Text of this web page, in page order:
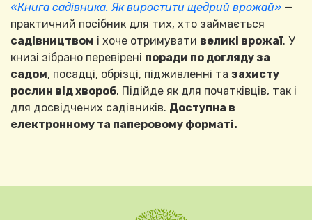
«Книга садівника. Як виростити щедрий врожай» —
практичний посібник для тих, хто займається
садівництвом і хоче отримувати великі врожаї. У
книзі зібрано перевірені поради по догляду за
садом, посадці, обрізці, підживленні та захисту
рослин від хвороб. Підійде як для початківців, так і
для досвідчених садівників. Доступна в
електронному та паперовому форматі.